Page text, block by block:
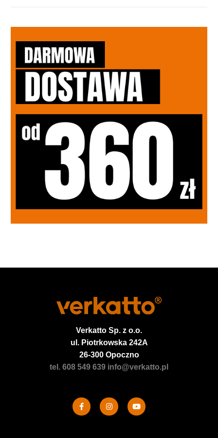
Verkatto Sp. z o.o.
ul. Piotrkowska 242A
26-300 Opoczno
tel. 608 549 639 info@verkatto.pl